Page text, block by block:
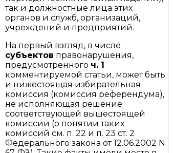
так и должностные лица этих
органов и служб, организаций,
учреждений и предприятий.
На первый взгляд, в числе
субъектов правонарушения,
предусмотренного ч. 1
комментируемой статьи, может быть
и нижестоящая избирательная
комиссия (комиссия референдума),
не исполняющая решение
соответствующей вышестоящей
комиссии (о понятии таких
комиссий см. п. 22 и п. 23 ст. 2
Федерального закона от 12.06.2002 N